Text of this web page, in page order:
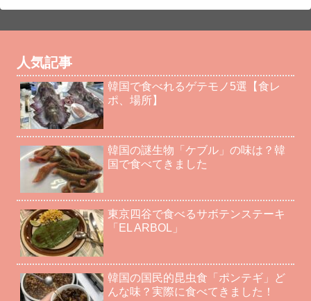
人気記事
韓国で食べれるゲテモノ5選【食レ
ポ、場所】
韓国の謎生物「ケブル」の味は？韓
国で食べてきました
東京四谷で食べるサボテンステーキ
「EL ARBOL」
韓国の国民的昆虫食「ポンテギ」ど
んな味？実際に食べてきました！